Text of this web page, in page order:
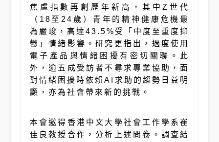
焦慮指數再創歷年新高，其中Z世代
（18至24歲）青年的精神健康危機最
為嚴峻，高達43.5%受「中度至重度抑
鬱」情緒影響。研究更指出，過度使用
電子產品與情緒困擾有密切關聯。此
外，逾五成受訪者不尋求專業協助，面
對情緒困擾時依賴AI求助的趨勢日益明
顯，亦為社會帶來新的挑戰。
本會邀得香港中文大學社會工作學系崔
佳良教授合作，分析上述問卷。調查結